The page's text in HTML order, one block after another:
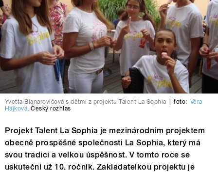
Yvetta Blanarovičová s dětmi z projektu Talent La Sophia foto: Věra
Hájková ,Český rozhlas
Projekt Talent La Sophia je mezinárodním projektem
obecně prospěšné společnosti La Sophia, který má
svou tradici a velkou úspěšnost. V tomto roce se
uskuteční už 10. ročník. Zakladatelkou projektu je